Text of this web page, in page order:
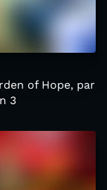
of Hope, par
3